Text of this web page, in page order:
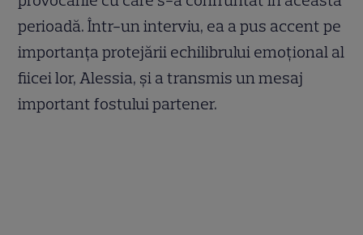
perioadă. Într-un interviu, ea a pus accent pe
importanța protejării echilibrului emoțional al
fiicei lor, Alessia, și a transmis un mesaj
important fostului partener.